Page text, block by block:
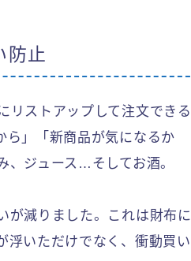
防止
リストアップして注文できる
ら」「新商品が気になるか
、ジュース…そしてお酒。
が減りました。これは財布に
浮いただけでなく、衝動買い